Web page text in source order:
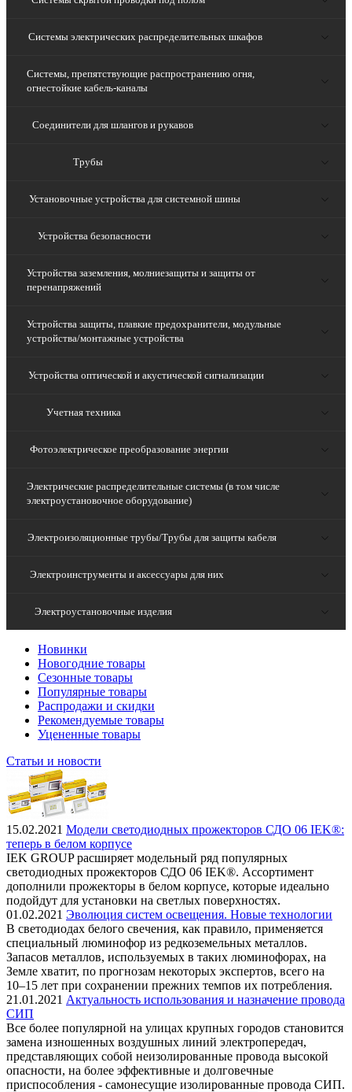
Системы электрических распределительных шкафов
Системы, препятствующие распространению огня,
огнестойкие кабель-каналы
Соединители для шлангов и рукавов
Трубы
Установочные устройства для системной шины
Устройства безопасности
Устройства заземления, молниезащиты и защиты от
перенапряжений
Устройства защиты, плавкие предохранители, модульные
устройства/монтажные устройства
Устройства оптической и акустической сигнализации
Учетная техника
Фотоэлектрическое преобразование энергии
Электрические распределительные системы (в том числе
электроустановочное оборудование)
Электроизоляционные трубы/Трубы для защиты кабеля
Электроинструменты и аксессуары для них
Электроустановочные изделия
Новинки
Новогодние товары
Сезонные товары
Популярные товары
Распродажи и скидки
Рекомендуемые товары
Уцененные товары
Статьи и новости
15.02.2021 Модели светодиодных прожекторов СДО 06 IEK®:
теперь в белом корпусе
IEK GROUP расширяет модельный ряд популярных
светодиодных прожекторов СДО 06 IEK®. Ассортимент
дополнили прожекторы в белом корпусе, которые идеально
подойдут для установки на светлых поверхностях.
01.02.2021 Эволюция систем освещения. Новые технологии
В светодиодах белого свечения, как правило, применяется
специальный люминофор из редкоземельных металлов.
Запасов металлов, используемых в таких люминофорах, на
Земле хватит, по прогнозам некоторых экспертов, всего на
10–15 лет при сохранении прежних темпов их потребления.
21.01.2021 Актуальность использования и назначение провода
СИП
Все более популярной на улицах крупных городов становится
замена изношенных воздушных линий электропередач,
представляющих собой неизолированные провода высокой
опасности, на более эффективные и долговечные
приспособления - самонесущие изолированные провода СИП.